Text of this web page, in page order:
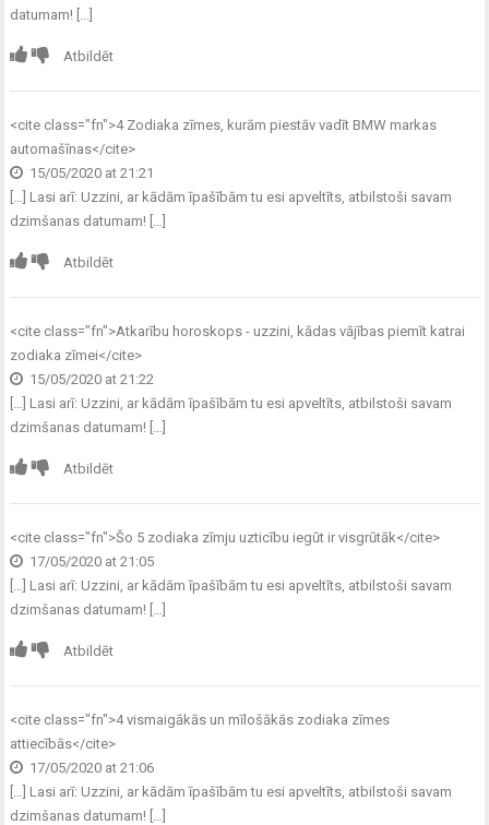
datumam! […]
Atbildēt
<cite class="fn">4 Zodiaka zīmes, kurām piestāv vadīt BMW markas
automašīnas</cite>
15/05/2020 at 21:21
[…] Lasi arī: Uzzini, ar kādām īpašībām tu esi apveltīts, atbilstoši savam
dzimšanas datumam! […]
Atbildēt
<cite class="fn">Atkarību horoskops - uzzini, kādas vājības piemīt katrai
zodiaka zīmei</cite>
15/05/2020 at 21:22
[…] Lasi arī: Uzzini, ar kādām īpašībām tu esi apveltīts, atbilstoši savam
dzimšanas datumam! […]
Atbildēt
<cite class="fn">Šo 5 zodiaka zīmju uzticību iegūt ir visgrūtāk</cite>
17/05/2020 at 21:05
[…] Lasi arī: Uzzini, ar kādām īpašībām tu esi apveltīts, atbilstoši savam
dzimšanas datumam! […]
Atbildēt
<cite class="fn">4 vismaigākās un mīlošākās zodiaka zīmes
attiecībās</cite>
17/05/2020 at 21:06
[…] Lasi arī: Uzzini, ar kādām īpašībām tu esi apveltīts, atbilstoši savam
dzimšanas datumam! […]